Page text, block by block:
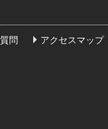
問 アクセスマップ